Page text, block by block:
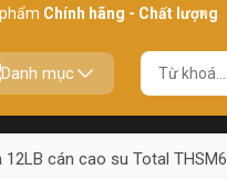
hãng - Chất lượng Yên
Danh mục
12LB cán cao su Total